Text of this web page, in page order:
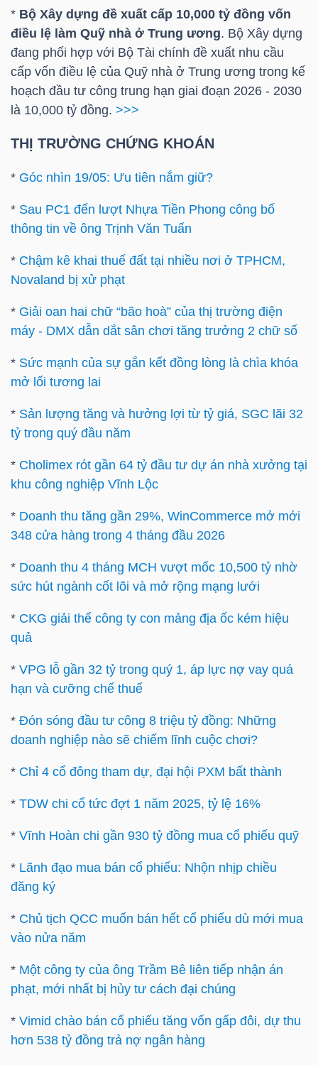
* Bộ Xây dựng đề xuất cấp 10,000 tỷ đồng vốn
điều lệ làm Quỹ nhà ở Trung ương. Bộ Xây dựng
đang phối hợp với Bộ Tài chính đề xuất nhu cầu
cấp vốn điều lệ của Quỹ nhà ở Trung ương trong kế
hoạch đầu tư công trung hạn giai đoạn 2026 - 2030
là 10,000 tỷ đồng. >>>
THỊ TRƯỜNG CHỨNG KHOÁN
* Góc nhìn 19/05: Ưu tiên nắm giữ?
* Sau PC1 đến lượt Nhựa Tiền Phong công bố
thông tin về ông Trịnh Văn Tuấn
* Chậm kê khai thuế đất tại nhiều nơi ở TPHCM,
Novaland bị xử phạt
* Giải oan hai chữ “bão hoà” của thị trường điện
máy - DMX dẫn dắt sân chơi tăng trưởng 2 chữ số
* Sức mạnh của sự gắn kết đồng lòng là chìa khóa
mở lối tương lai
* Sản lượng tăng và hưởng lợi từ tỷ giá, SGC lãi 32
tỷ trong quý đầu năm
* Cholimex rót gần 64 tỷ đầu tư dự án nhà xưởng tại
khu công nghiệp Vĩnh Lộc
* Doanh thu tăng gần 29%, WinCommerce mở mới
348 cửa hàng trong 4 tháng đầu 2026
* Doanh thu 4 tháng MCH vượt mốc 10,500 tỷ nhờ
sức hút ngành cốt lõi và mở rộng mạng lưới
* CKG giải thể công ty con mảng địa ốc kém hiệu
quả
* VPG lỗ gần 32 tỷ trong quý 1, áp lực nợ vay quá
hạn và cưỡng chế thuế
* Đón sóng đầu tư công 8 triệu tỷ đồng: Những
doanh nghiệp nào sẽ chiếm lĩnh cuộc chơi?
* Chỉ 4 cổ đông tham dự, đại hội PXM bất thành
* TDW chi cổ tức đợt 1 năm 2025, tỷ lệ 16%
* Vĩnh Hoàn chi gần 930 tỷ đồng mua cổ phiếu quỹ
* Lãnh đạo mua bán cổ phiếu: Nhộn nhịp chiều
đăng ký
* Chủ tịch QCC muốn bán hết cổ phiếu dù mới mua
vào nửa năm
* Một công ty của ông Trầm Bê liên tiếp nhận án
phạt, mới nhất bị hủy tư cách đại chúng
* Vimid chào bán cổ phiếu tăng vốn gấp đôi, dự thu
hơn 538 tỷ đồng trả nợ ngân hàng
TIÊU
DÙNG
YẾU
CHĂM
SÓC
SỨC
TÀI
CÔNG
NGHỆ
THÔNG
DỊCH
TRUYỀN
ÍCH
BẤT
ĐỘNG
SẢN
Mã
chứng